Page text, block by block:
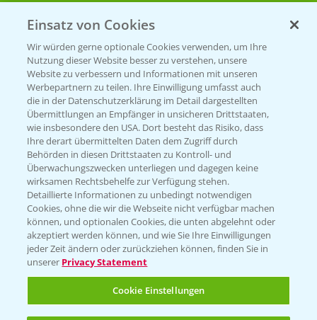
Beratung auf WhatsApp
T.+49 (0)174 346 564 1
KONTAKT
Hilfe in Notfällen
T.+49 (0)214/30-20220
Folgen Sie uns
Einsatz von Cookies
Wir würden gerne optionale Cookies verwenden, um Ihre
Nutzung dieser Website besser zu verstehen, unsere
Website zu verbessern und Informationen mit unseren
Werbepartnern zu teilen. Ihre Einwilligung umfasst auch
die in der Datenschutzerklärung im Detail dargestellten
Übermittlungen an Empfänger in unsicheren Drittstaaten,
wie insbesondere den USA. Dort besteht das Risiko, dass
Ihre derart übermittelten Daten dem Zugriff durch
Behörden in diesen Drittstaaten zu Kontroll- und
Überwachungszwecken unterliegen und dagegen keine
wirksamen Rechtsbehelfe zur Verfügung stehen.
Detaillierte Informationen zu unbedingt notwendigen
Cookies, ohne die wir die Webseite nicht verfügbar machen
können, und optionalen Cookies, die unten abgelehnt oder
akzeptiert werden können, und wie Sie Ihre Einwilligungen
jeder Zeit ändern oder zurückziehen können, finden Sie in
unserer Privacy Statement
Cookie Einstellungen